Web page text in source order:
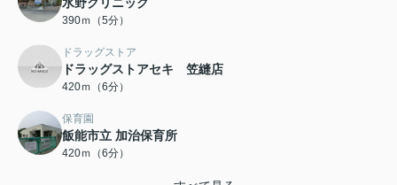
水野クリニック
390ｍ（5分）
ドラッグストア
ドラッグストアセキ 笠縫店
420ｍ（6分）
保育園
飯能市立 加治保育所
420ｍ（6分）